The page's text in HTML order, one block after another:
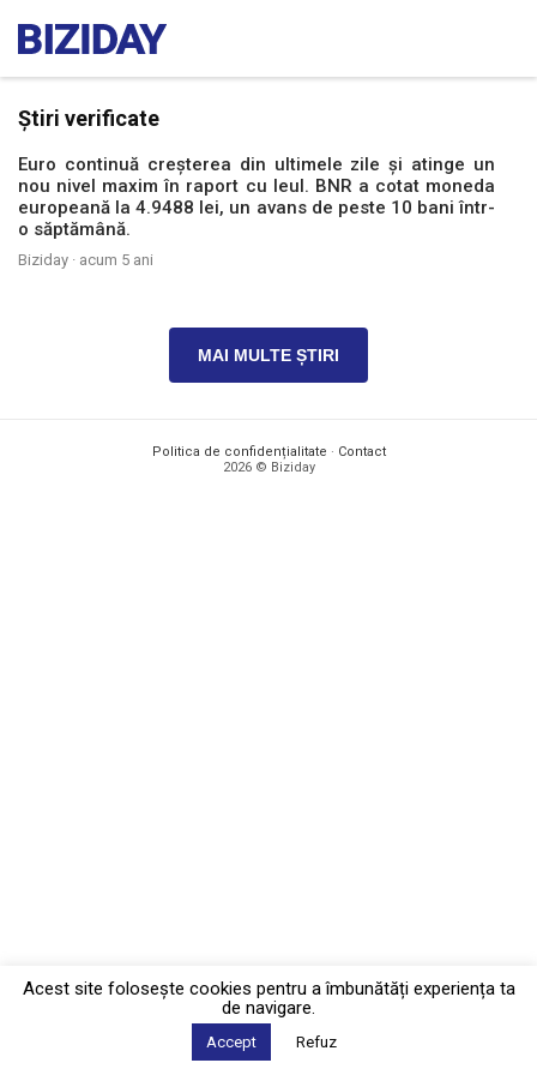
Știri verificate
Euro continuă creșterea din ultimele zile și atinge un
nou nivel maxim în raport cu leul. BNR a cotat moneda
europeană la 4.9488 lei, un avans de peste 10 bani într-
o săptămână.
Biziday · acum 5 ani
MAI MULTE ȘTIRI
Politica de confidențialitate · Contact
2026 © Biziday
Acest site foloseşte cookies pentru a îmbunătăți experiența ta
de navigare.
Accept Refuz